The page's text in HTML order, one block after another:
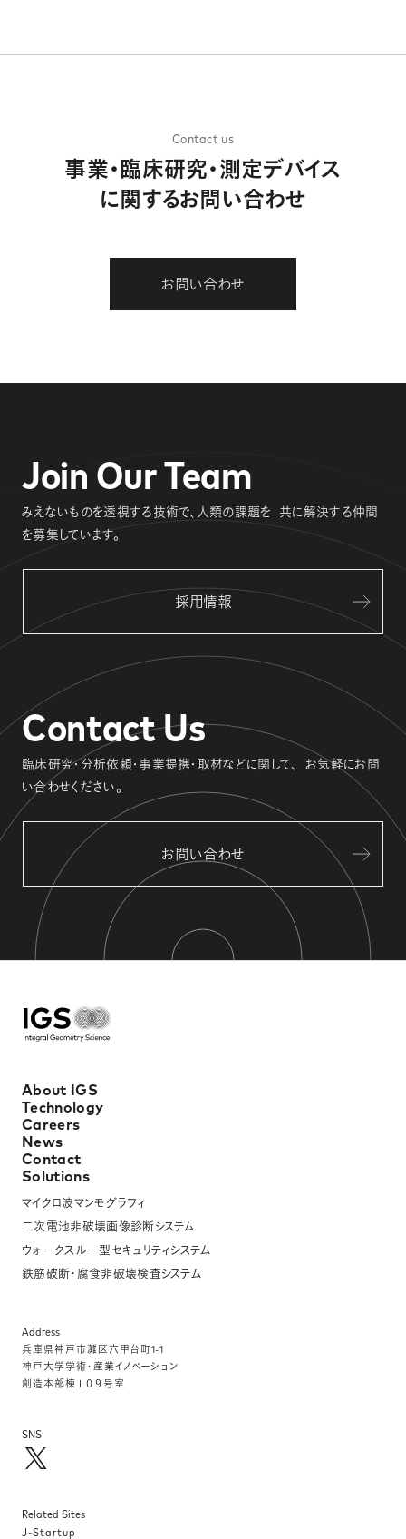
Contact us
事業・臨床研究・測定デバイス
に関するお問い合わせ
お問い合わせ
Join Our Team
みえないものを透視する技術で、人類の課題を 共に解決する仲間
を募集しています。
採用情報
Contact Us
臨床研究・分析依頼・事業提携・取材などに関して、
お気軽にお問
い合わせください。
お問い合わせ
About IGS
Technology
Careers
News
Contact
Solutions
マイクロ波マンモグラフィ
二次電池非破壊画像診断システム
ウォークスルー型セキュリティシステム
鉄筋破断・腐食非破壊検査システム
Address
兵庫県神⼾市灘区六甲台町1-1
神⼾⼤学学術・産業イノベーション
創造本部棟１０９号室
SNS
Related Sites
J-Startup